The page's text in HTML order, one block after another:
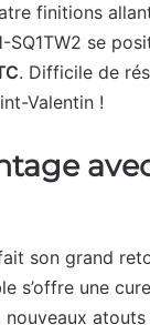
finitions
se
. Difficile de
Valentin !
son grand
s’offre une
atouts